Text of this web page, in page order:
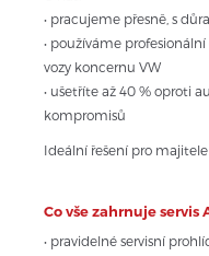
• pracujeme přesně, s
• používáme
vozy koncernu VW
• ušetříte až 40 % oproti
kompromisů
Ideální řešení pro
Co vše zahrnuje servis
• pravidelné servisní